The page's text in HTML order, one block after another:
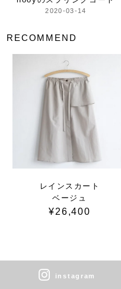
2020-03-14
RECOMMEND
レインスカート
ベージュ
¥26,400
instagram